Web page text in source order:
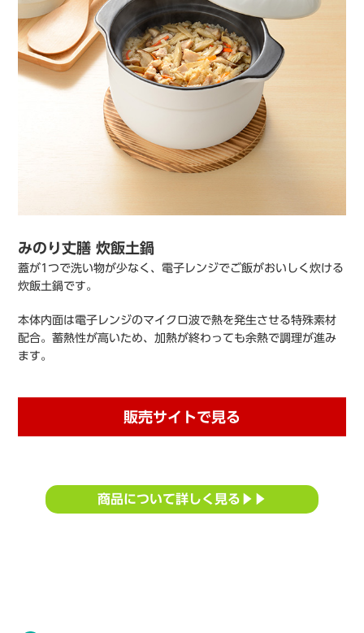
みのり丈膳 炊飯土鍋
蓋が1つで洗い物が少なく、電子レンジでご飯がおいしく炊ける
炊飯土鍋です。
本体内面は電子レンジのマイクロ波で熱を発生させる特殊素材
配合。蓄熱性が高いため、加熱が終わっても余熱で調理が進み
ます。
販売サイトで見る
商品について詳しく見る▶▶